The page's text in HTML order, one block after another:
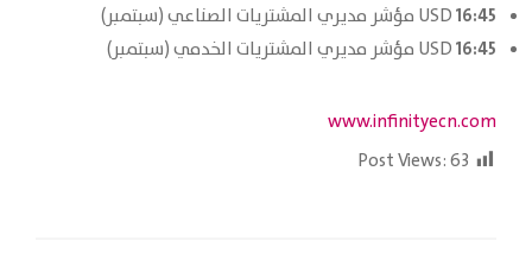
16:45
16:45
www.infinityecn.com
Post Views:63